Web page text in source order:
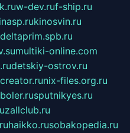
w-dev.ruf-ship.ru
kinosvin.ru
deltaprim.spb.ru
multiki-online.com
detskiy-ostrov.ru
nix-files.org.ru
sputnikyes.ru
zallclub.ru
haikko.rusobakopedia.ru